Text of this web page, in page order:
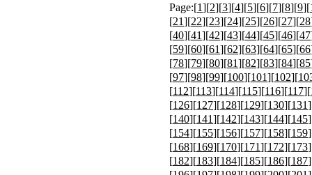
Page:[1][2][3][4][5][6][7][8][9][
[21][22][23][24][25][26][27][28
[40][41][42][43][44][45][46][47
[59][60][61][62][63][64][65][66
[78][79][80][81][82][83][84][85
[97][98][99][100][101][102][
[112][113][114][115][116][117][
[126][127][128][129][130][131
[140][141][142][143][144][145
[154][155][156][157][158][159
[168][169][170][171][172][173
[182][183][184][185][186][187